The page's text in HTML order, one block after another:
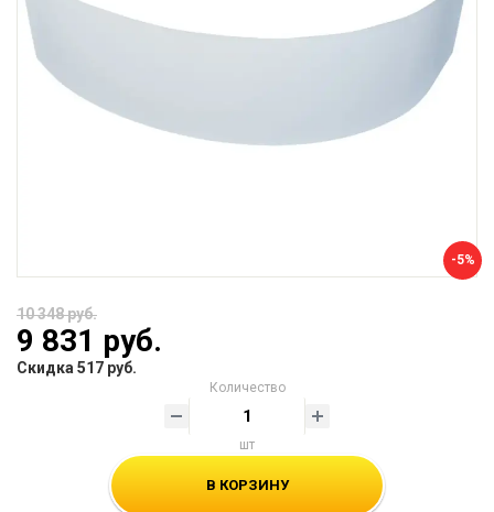
-5%
10 348 руб.
9 831 руб.
Скидка 517 руб.
Количество
шт
В КОРЗИНУ